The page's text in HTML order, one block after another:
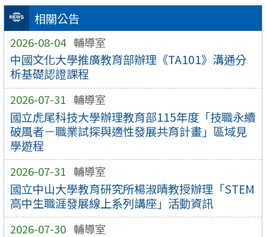
相關公告
2026-08-04 輔導室
中國文化大學推廣教育部辦理《TA101》溝通分
析基礎認證課程
2026-07-31 輔導室
國立虎尾科技大學辦理教育部115年度「技職永續
破風者－職業試探與適性發展共育計畫」區域見
學遊程
2026-07-31 輔導室
國立中山大學教育研究所楊淑晴教授辦理「STEM
高中生職涯發展線上系列講座」活動資訊
2026-07-30 輔導室